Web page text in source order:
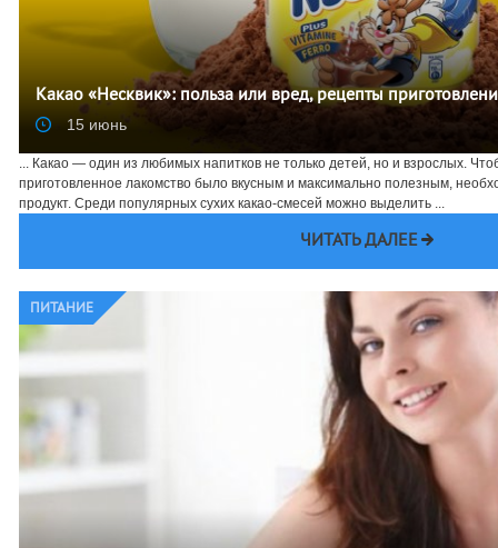
Какао «Несквик»: польза или вред, рецепты
15 июнь
... Какао — один из любимых напитков не только детей, но и взрослых.
приготовленное лакомство было вкусным и максимально полезным,
продукт. Среди популярных сухих какао-смесей можно выделить ...
ЧИТАТЬ ДАЛЕЕ
ПИТАНИЕ